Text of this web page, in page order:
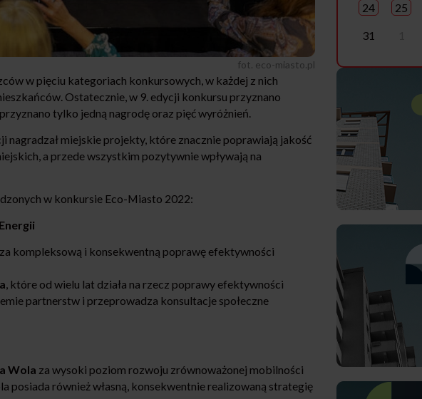
fot. eco-miasto.pl
w pięciu kategoriach konkursowych, w każdej z nich
Ostatecznie, w 9. edycji konkursu przyznano
tylko jedną nagrodę oraz pięć wyróżnień.
nagradzał miejskie projekty, które znacznie poprawiają jakość
a przede wszystkim pozytywnie wpływają na
w konkursie Eco-Miasto 2022:
za kompleksową i konsekwentną poprawę efektywności
, które od wielu lat działa na rzecz poprawy efektywności
partnerstw i przeprowadza konsultacje społeczne
Wola za wysoki poziom rozwoju zrównoważonej mobilności
posiada również własną, konsekwentnie realizowaną strategię
24 25
31